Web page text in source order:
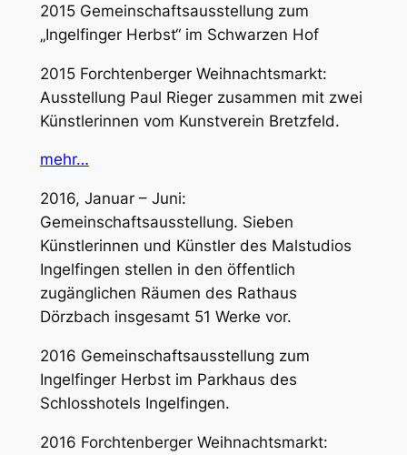
2015 Gemeinschaftsausstellung zum
„Ingelfinger Herbst“ im Schwarzen Hof
2015 Forchtenberger Weihnachtsmarkt:
Ausstellung Paul Rieger zusammen mit zwei
Künstlerinnen vom Kunstverein Bretzfeld.
mehr…
2016, Januar – Juni:
Gemeinschaftsausstellung. Sieben
Künstlerinnen und Künstler des Malstudios
Ingelfingen stellen in den öffentlich
zugänglichen Räumen des Rathaus
Dörzbach insgesamt 51 Werke vor.
2016 Gemeinschaftsausstellung zum
Ingelfinger Herbst im Parkhaus des
Schlosshotels Ingelfingen.
2016 Forchtenberger Weihnachtsmarkt: